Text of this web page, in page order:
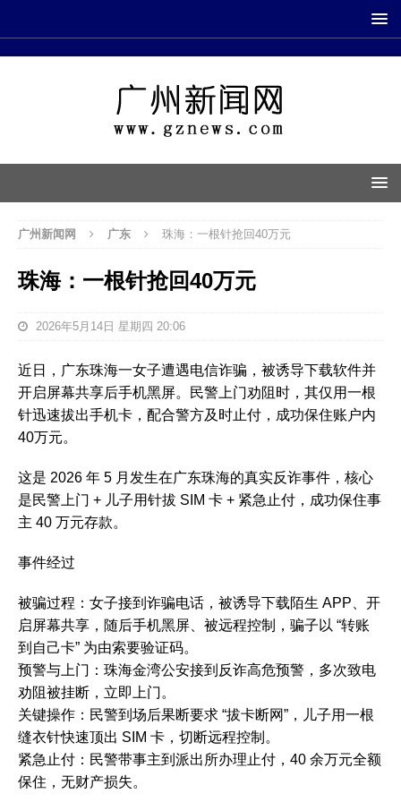
广州新闻网 广东 珠海：一根针抢回40万元
珠海：一根针抢回40万元
2026年5月14日 星期四 20:06
近日，广东珠海一女子遭遇电信诈骗，被诱导下载软件并
开启屏幕共享后手机黑屏。民警上门劝阻时，其仅用一根
针迅速拔出手机卡，配合警方及时止付，成功保住账户内
40万元。‌‌
这是 2026 年 5 月发生在广东珠海的真实反诈事件，核心
是民警上门 + 儿子用针拔 SIM 卡 + 紧急止付，成功保住事
主 40 万元存款。
事件经过
被骗过程：女子接到诈骗电话，被诱导下载陌生 APP、开
启屏幕共享，随后手机黑屏、被远程控制，骗子以 “转账
到自己卡” 为由索要验证码。
预警与上门：珠海金湾公安接到反诈高危预警，多次致电
劝阻被挂断，立即上门。
关键操作：民警到场后果断要求 “拔卡断网”，儿子用一根
缝衣针快速顶出 SIM 卡，切断远程控制。
紧急止付：民警带事主到派出所办理止付，40 余万元全额
保住，无财产损失。